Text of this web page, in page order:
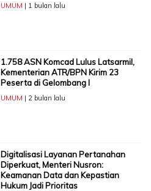
UMUM | 1 bulan lalu
1.758 ASN Komcad Lulus Latsarmil,
Kementerian ATR/BPN Kirim 23
Peserta di Gelombang I
UMUM | 2 bulan lalu
Digitalisasi Layanan Pertanahan
Diperkuat, Menteri Nusron:
Keamanan Data dan Kepastian
Hukum Jadi Prioritas